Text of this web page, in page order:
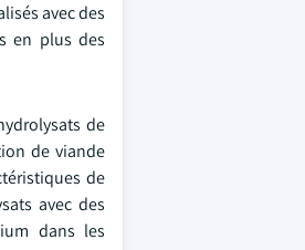
avec des
en plus des
de
de viande
de
avec des
dans les